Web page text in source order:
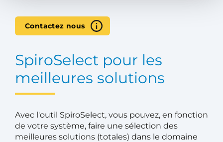
Contactez nous
SpiroSelect pour les
meilleures solutions
Avec l'outil SpiroSelect, vous pouvez, en fonction
de votre système, faire une sélection des
meilleures solutions (totales) dans le domaine